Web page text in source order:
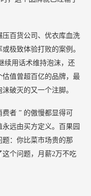
百货公司、优衣库血洗
极致体验打败的案例。
用话术维持泡沫，还
值曾超百亿的品牌，最
破灭的又一个注脚。
费者 ” 的傲慢都显得可
远由买方定义。百果园
：你比菜市场贵的那
个问题，月薪2万不吃